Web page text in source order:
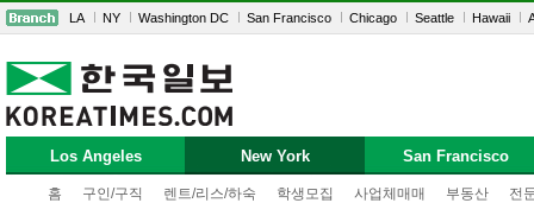
LA NY Washington DC San Francisco Chicago Seattle Hawaii
Los Angeles New York
홈 구인/구직 렌트/리스/하숙 학생모집 사업체매매 부동산 전
San Francisco